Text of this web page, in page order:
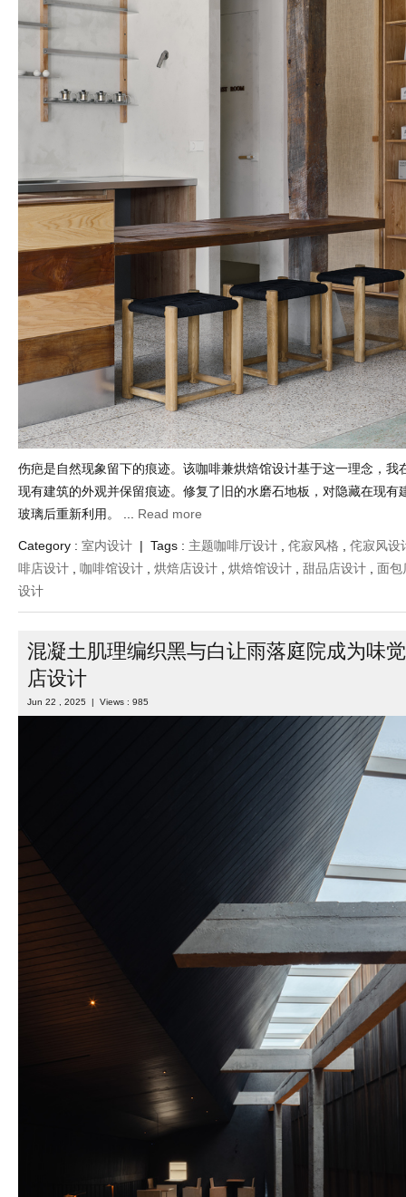
伤疤是自然现象留下的痕迹。该咖啡兼烘焙馆设计基于这一理念，我
现有建筑的外观并保留痕迹。修复了旧的水磨石地板，对隐藏在现有
玻璃后重新利用。 ... Read more
Category : 室内设计 | Tags : 主题咖啡厅设计 侘寂风格
侘寂风设
啡店设计
咖啡馆设计 烘焙店设计 烘焙馆设计 甜品店设计
面包
设计
混凝土肌理编织黑与白让雨落庭院成为味
店设计
Jun 22 , 2025 | Views : 985